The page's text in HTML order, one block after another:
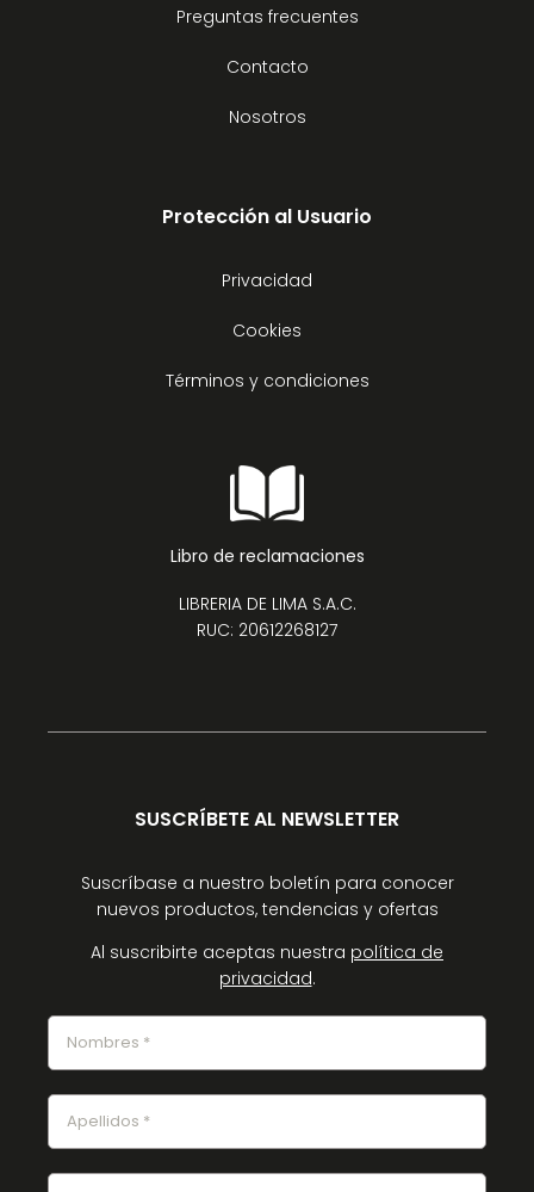
Preguntas frecuentes
Contacto
Nosotros
Protección al Usuario
Privacidad
Cookies
Términos y condiciones
Libro de reclamaciones
LIBRERIA DE LIMA S.A.C.
RUC: 20612268127
SUSCRÍBETE AL NEWSLETTER
Suscríbase a nuestro boletín para conocer
nuevos productos, tendencias y ofertas
Al suscribirte aceptas nuestra política de
privacidad.